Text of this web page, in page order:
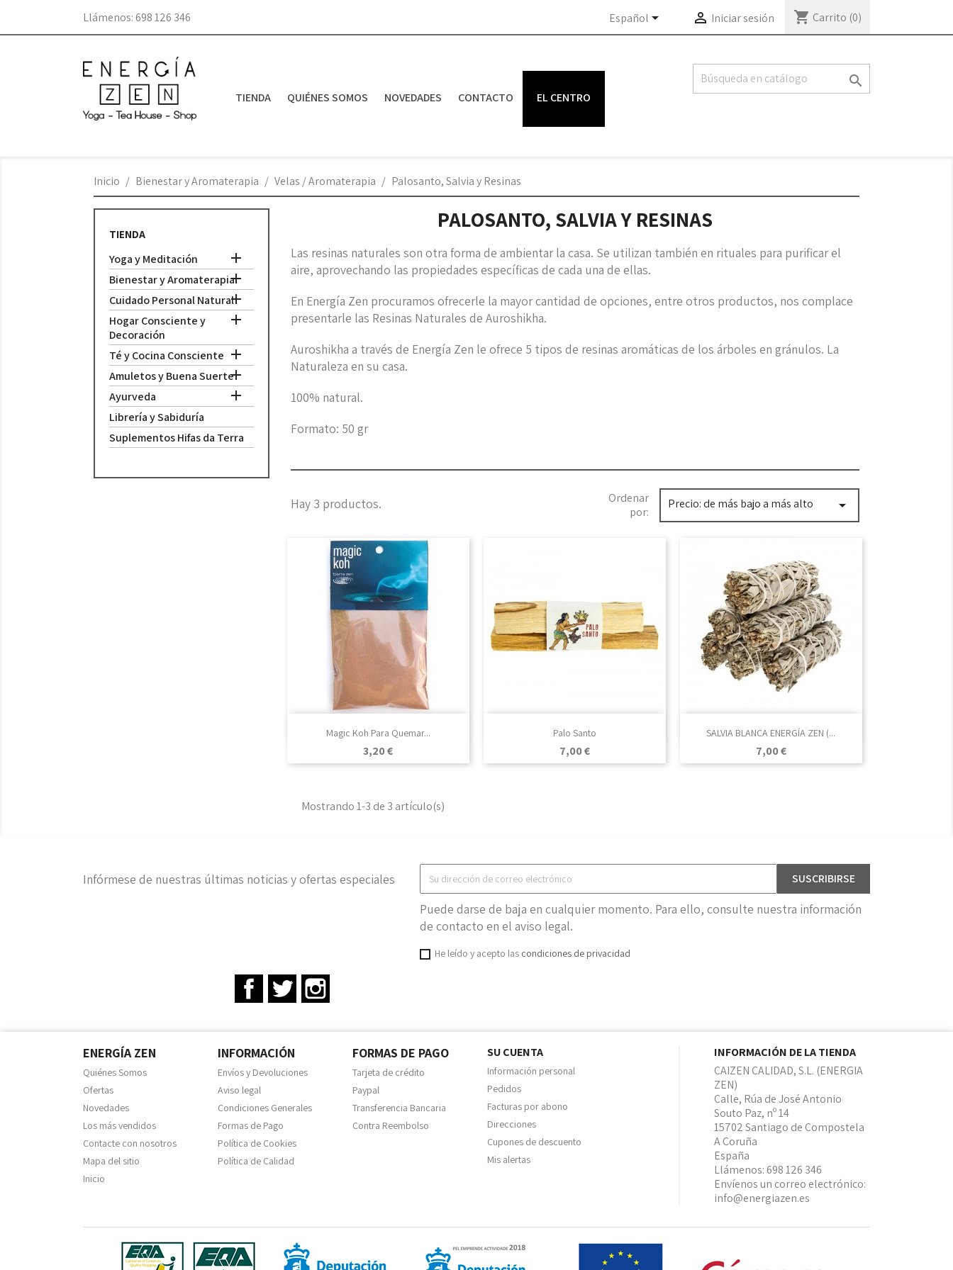
Llámenos: 698 126 346 Español  Iniciar sesión shopping_cart Carrito (0)
TIENDA QUIÉNES SOMOS NOVEDADES CONTACTO EL CENTRO

Inicio Bienestar y Aromaterapia Velas / Aromaterapia Palosanto, Salvia y Resinas
TIENDA
Yoga y Meditación 
Bienestar y Aromaterapia
Cuidado Personal Natural
Hogar Consciente y
Decoración

Té y Cocina Consciente 
Amuletos y Buena Suerte
Ayurveda 
Librería y Sabiduría
Suplementos Hifas da Terra
PALOSANTO, SALVIA Y RESINAS
Las resinas naturales son otra forma de ambientar la casa. Se utilizan también en rituales para purificar el
aire, aprovechando las propiedades específicas de cada una de ellas.
En Energía Zen procuramos ofrecerle la mayor cantidad de opciones, entre otros productos, nos complace
presentarle las Resinas Naturales de Auroshikha.
Auroshikha a través de Energía Zen le ofrece 5 tipos de resinas aromáticas de los árboles en gránulos. La
Naturaleza en su casa.
100% natural.
Formato: 50 gr
Hay 3 productos.
Ordenar
por:
Precio: de más bajo a más alto 
Magic Koh Para Quemar...
Precio
3,20 €
Vista rápida Palo Santo
Precio
7,00 €
Vista rápida SALVIA BLANCA ENERGÍA ZEN (...
Precio
7,00 €
Vista rápida
Mostrando 1-3 de 3 artículo(s)
Infórmese de nuestras últimas noticias y ofertas especiales
Puede darse de baja en cualquier momento. Para ello, consulte nuestra información
de contacto en el aviso legal.
He leído y acepto las condiciones de privacidad
FacebookTwitter
ENERGÍA ZEN
Quiénes Somos
Ofertas
Novedades
Los más vendidos
Contacte con nosotros
Mapa del sitio
Inicio
INFORMACIÓN
Envíos y Devoluciones
Aviso legal
Condiciones Generales
Formas de Pago
Política de Cookies
Política de Calidad
FORMAS DE PAGO
Tarjeta de crédito
Paypal
Transferencia Bancaria
Contra Reembolso
SU CUENTA
Información personal
Pedidos
Facturas por abono
Direcciones
Cupones de descuento
Mis alertas
INFORMACIÓN DE LA TIENDA
CAIZEN CALIDAD, S.L. (ENERGIA
ZEN)
Calle, Rúa de José Antonio
Souto Paz, nº 14
15702 Santiago de Compostela
A Coruña
España
Llámenos: 698 126 346
Envíenos un correo electrónico:
info@energiazen.es